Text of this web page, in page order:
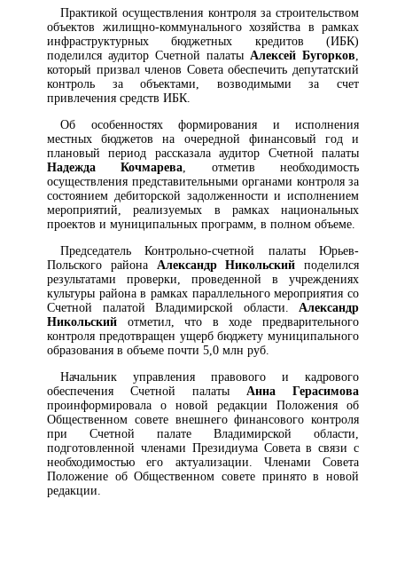
Практикой осуществления контроля за строительством
объектов жилищно-коммунального хозяйства в рамках
инфраструктурных бюджетных кредитов (ИБК)
поделился аудитор Счетной палаты Алексей Бугорков,
который призвал членов Совета обеспечить депутатский
контроль за объектами, возводимыми за счет
привлечения средств ИБК.
Об особенностях формирования и исполнения
местных бюджетов на очередной финансовый год и
плановый период рассказала аудитор Счетной палаты
Надежда Кочмарева, отметив необходимость
осуществления представительными органами контроля за
состоянием дебиторской задолженности и исполнением
мероприятий, реализуемых в рамках национальных
проектов и муниципальных программ, в полном объеме.
Председатель Контрольно-счетной палаты Юрьев-
Польского района Александр Никольский поделился
результатами проверки, проведенной в учреждениях
культуры района в рамках параллельного мероприятия со
Счетной палатой Владимирской области. Александр
Никольский отметил, что в ходе предварительного
контроля предотвращен ущерб бюджету муниципального
образования в объеме почти 5,0 млн руб.
Начальник управления правового и кадрового
обеспечения Счетной палаты Анна Герасимова
проинформировала о новой редакции Положения об
Общественном совете внешнего финансового контроля
при Счетной палате Владимирской области,
подготовленной членами Президиума Совета в связи с
необходимостью его актуализации. Членами Совета
Положение об Общественном совете принято в новой
редакции.